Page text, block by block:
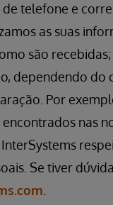
telefone e
as suas
são
dependendo
Por
nas
Se tiver